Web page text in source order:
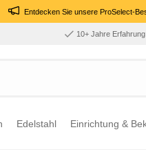
Entdecken Sie unsere ProSelect-
10+ Jahre Erfahrung
Edelstahl Einrichtung &